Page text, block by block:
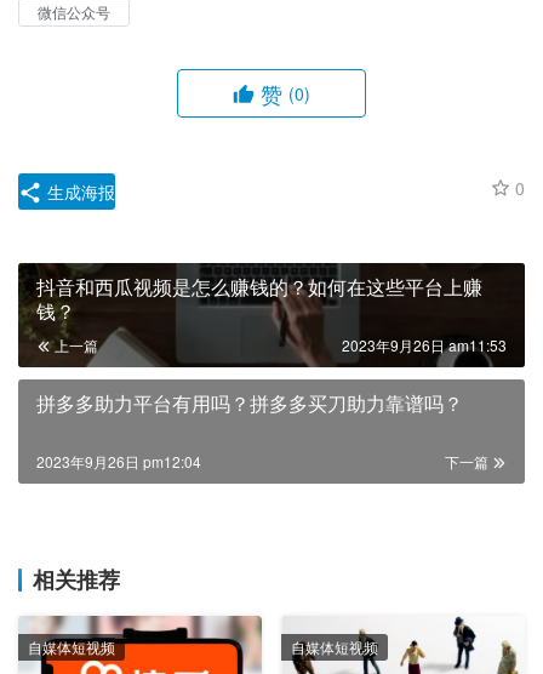
微信公众号
赞 (0)
0
生成海报
抖音和西瓜视频是怎么赚钱的？如何在这些平台上赚
钱？
上一篇 2023年9月26日 am11:53
拼多多助力平台有用吗？拼多多买刀助力靠谱吗？
下一篇
2023年9月26日 pm12:04
相关推荐
自媒体短视频 自媒体短视频